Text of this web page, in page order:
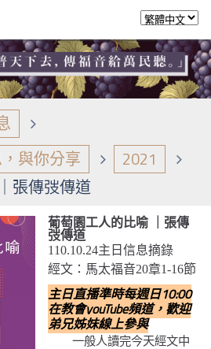
與你分享
2021
張傳弢傳道
葡萄園工人的比喻 ｜張傳
弢傳道
110.10.24主日信息摘錄
經文：馬太福音20章1-16節
主日直播準時每週日10:00
在教會youTube頻道，歡迎
弟兄姊妹線上參與
一般人讀完今天經文中